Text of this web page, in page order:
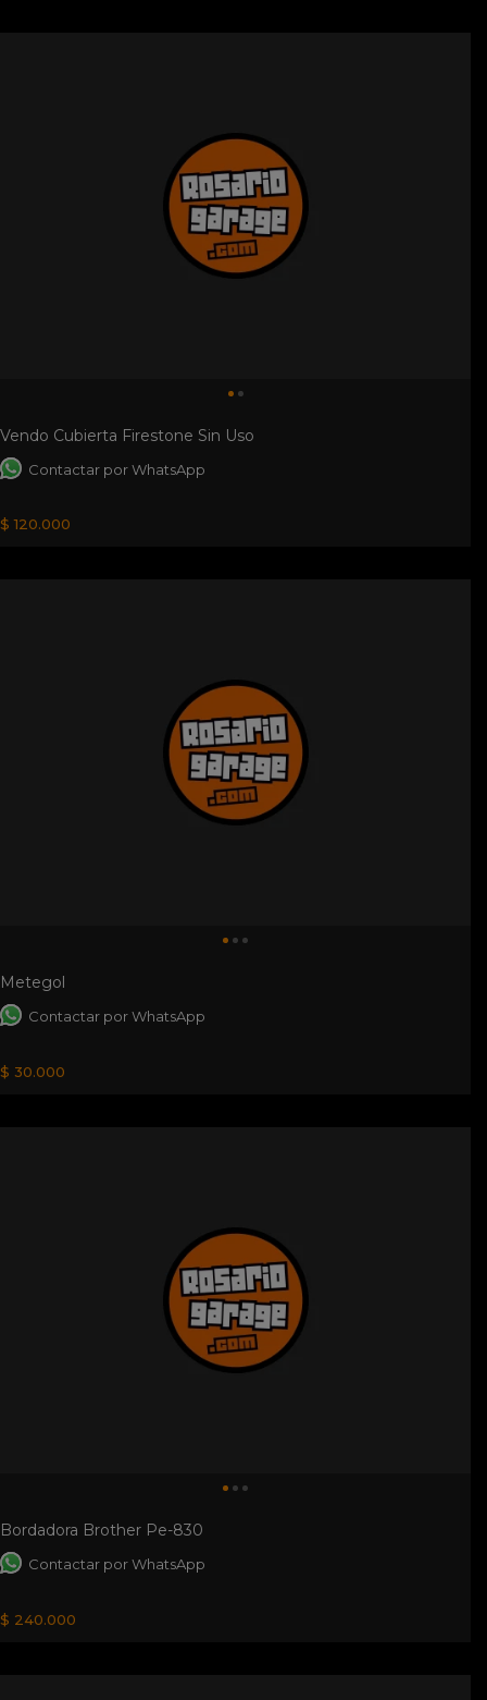
Vendo Cubierta Firestone Sin Uso
Contactar por WhatsApp
$ 120.000
Metegol
Contactar por WhatsApp
$ 30.000
Bordadora Brother Pe-830
Contactar por WhatsApp
$ 240.000